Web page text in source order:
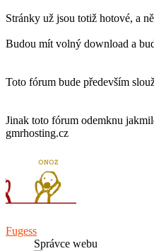
Stránky už jsou totiž hotové, a
Budou mít volný download a
Toto fórum bude především
Jinak toto fórum odemknu
gmrhosting.cz
Fugess
Správce webu